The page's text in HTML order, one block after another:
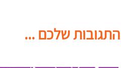
התגובות שלכם ...